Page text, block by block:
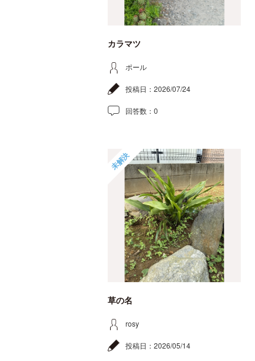
カラマツ
ポール
投稿日： 2026/07/24
回答数： 0
未解決
草の名
rosy
投稿日： 2026/05/14